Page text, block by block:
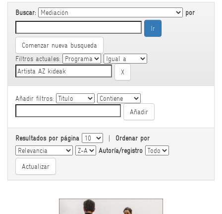
Buscar: por
Comenzar nueva busqueda
Filtros actuales:
Añadir filtros:
Resultados por página | Ordenar por
Autoría/registro